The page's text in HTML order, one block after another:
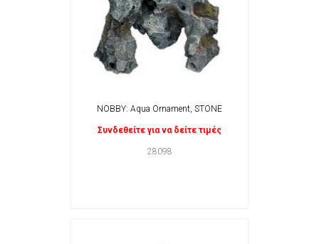
NOBBY: Aqua Ornament, STONE
Συνδεθείτε για να δείτε τιμές
28098